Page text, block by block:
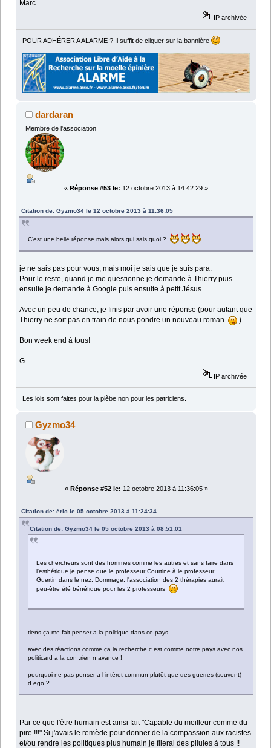
Marc
IP archivée
POUR ADHÉRER A ALARME ? Il suffit de cliquer sur la bannière
dardaran
Membre de l'association
« Réponse #53 le: 12 octobre 2013 à 14:42:29 »
Citation de: Gyzmo34 le 12 octobre 2013 à 11:36:05
C'est une belle réponse mais alors qui sais quoi ?
je ne sais pas pour vous, mais moi je sais que je suis para.
Pour le reste, quand je me questionne je demande à Thierry puis
ensuite je demande à Google puis ensuite à petit Jésus.
Avec un peu de chance, je finis par avoir une réponse (pour autant que
Thierry ne soit pas en train de nous pondre un nouveau roman
)
Bon week end à tous!
G.
IP archivée
Les lois sont faites pour la plèbe non pour les patriciens.
Gyzmo34
« Réponse #52 le: 12 octobre 2013 à 11:36:05 »
Citation de: éric le 05 octobre 2013 à 11:24:34
Citation de: Gyzmo34 le 05 octobre 2013 à 08:51:01
Les chercheurs sont des hommes comme les autres et sans faire dans
l'esthétique je pense que le professeur Courtine à le professeur
Guertin dans le nez. Dommage, l'association des 2 thérapies aurait
peu-être été bénéfique pour les 2 professeurs
tiens ça me fait penser a la politique dans ce pays
avec des réactions comme ça la recherche c est comme notre pays avec nos
politicard a la con ,rien n avance !
pourquoi ne pas penser a l intéret commun plutôt que des guerres (souvent)
d ego ?
Par ce que l'être humain est ainsi fait "Capable du meilleur comme du
pire !!!" Si j'avais le remède pour donner de la compassion aux racistes
et/ou rendre les politiques plus humain je filerai des pilules à tous !!